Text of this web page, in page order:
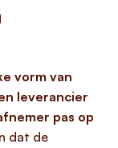
vorm van
leverancier
pas op
dat de